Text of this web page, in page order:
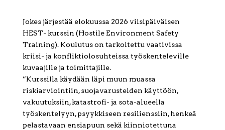
Jokes järjestää elokuussa 2026 viisipäiväisen
HEST- kurssin (Hostile Environment Safety
Training). Koulutus on tarkoitettu vaativissa
kriisi- ja konfliktiolosuhteissa työskenteleville
kuvaajille ja toimittajille.
”Kurssilla käydään läpi muun muassa
riskiarviointiin, suojavarusteiden käyttöön,
vakuutuksiin, katastrofi- ja sota-alueella
työskentelyyn, psyykkiseen resilienssiin, henkeä
pelastavaan ensiapuun sekä kiinniotettuna